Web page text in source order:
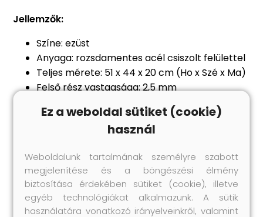
Jellemzők:
Színe: ezüst
Anyaga: rozsdamentes acél csiszolt felülettel
Teljes mérete: 51 x 44 x 20 cm (Ho x Szé x Ma)
Felső rész vastagsága: 2,5 mm
Zajcsökkentő alátétekkel
Ólommentes és korrózióálló
vízáramlást tesz lehetővé
Beszerelési típusok: alsó, rejtett vagy
süllyesztett
Ez a weboldal sütiket (cookie)
használ
Weboldalunk tartalmának személyre szabott
megjelenítése és a böngészési élmény
biztosítása érdekében sütiket (cookie), illetve
egyéb technológiákat alkalmazunk. A sütik
használatára vonatkozó irányelveinkről, valamint